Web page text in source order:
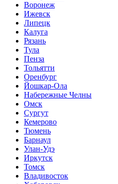
Воронеж
Ижевск
Липецк
Калуга
Рязань
Тула
Пенза
Тольятти
Оренбург
Йошкар-Ола
Набережные Челны
Омск
Сургут
Кемерово
Тюмень
Барнаул
Улан-Удэ
Иркутск
Томск
Владивосток